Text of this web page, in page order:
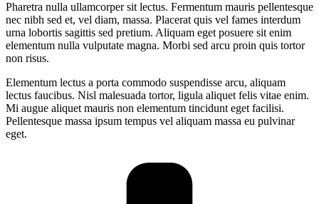
Pharetra nulla ullamcorper sit lectus. Fermentum mauris pellentesque
nec nibh sed et, vel diam, massa. Placerat quis vel fames interdum
urna lobortis sagittis sed pretium. Aliquam eget posuere sit enim
elementum nulla vulputate magna. Morbi sed arcu proin quis tortor
non risus.
Elementum lectus a porta commodo suspendisse arcu, aliquam
lectus faucibus. Nisl malesuada tortor, ligula aliquet felis vitae enim.
Mi augue aliquet mauris non elementum tincidunt eget facilisi.
Pellentesque massa ipsum tempus vel aliquam massa eu pulvinar
eget.